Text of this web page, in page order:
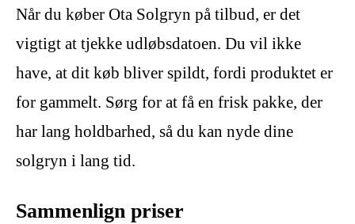
Når du køber Ota Solgryn på tilbud, er det
vigtigt at tjekke udløbsdatoen. Du vil ikke
have, at dit køb bliver spildt, fordi produktet er
for gammelt. Sørg for at få en frisk pakke, der
har lang holdbarhed, så du kan nyde dine
solgryn i lang tid.
Sammenlign priser